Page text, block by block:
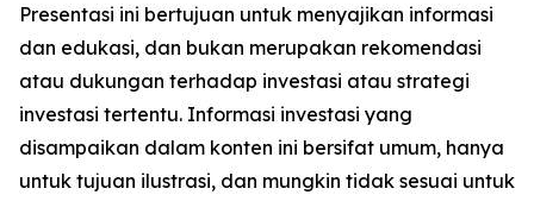
Presentasi ini bertujuan untuk menyajikan informasi
dan edukasi, dan bukan merupakan rekomendasi
atau dukungan terhadap investasi atau strategi
investasi tertentu. Informasi investasi yang
disampaikan dalam konten ini bersifat umum, hanya
untuk tujuan ilustrasi, dan mungkin tidak sesuai untuk